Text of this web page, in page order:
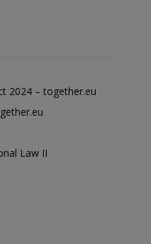
2024 – together.eu
Law II